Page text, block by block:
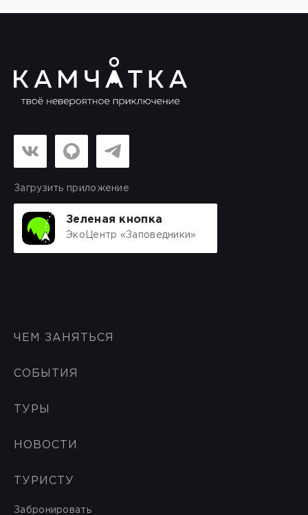
Загрузить приложение
Зеленая кнопка
ЭкоЦентр «Заповедники»
ЧЕМ ЗАНЯТЬСЯ
СОБЫТИЯ
ТУРЫ
НОВОСТИ
ТУРИСТУ
Забронировать